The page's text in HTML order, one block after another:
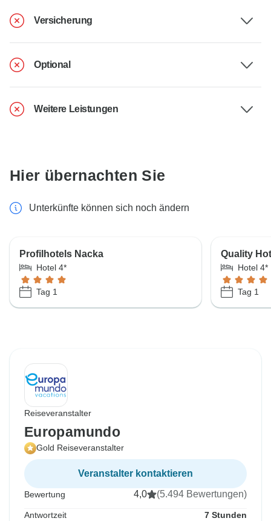
Versicherung
Optional
Weitere Leistungen
Hier übernachten Sie
Unterkünfte können sich noch ändern
Profilhotels Nacka
Hotel 4*
Tag 1
Quality
Hotel 4*
Tag 1
Reiseveranstalter
Europamundo
Gold Reiseveranstalter
Veranstalter kontaktieren
Bewertung 4,0 (5.494 Bewertungen)
Antwortzeit 7 Stunden